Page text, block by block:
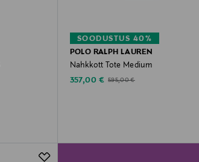
SOODUSTUS 40%
POLO RALPH LAUREN
Nahkkott Tote Medium
Discounted Price
357,00 € Original Price
595,00 €